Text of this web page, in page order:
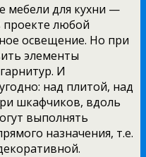
мебели для кухни —
любой
освещение. Но при
элементы
И
над плитой, над
шкафчиков, вдоль
выполнять
назначения, т.е.